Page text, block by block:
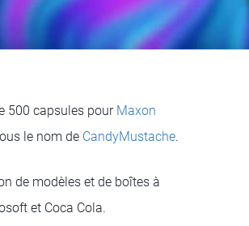
500 capsules pour Maxon
le nom de CandyMustache.
de modèles et de boîtes à
et Coca Cola.